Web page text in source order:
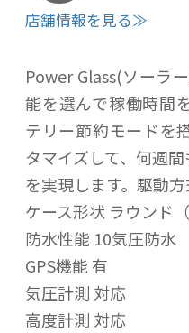
店舗情報を見る≫
Power Glass(ソーラ
能を選んで稼働時間
テリー節約モードを
タマイズして、何週
を実現します。駆動
ケース形状 ラウンド（
防水性能 10気圧防水
GPS機能 有
気圧計測 対応
高度計測 対応